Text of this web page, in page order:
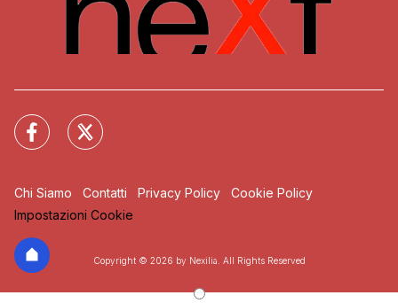
Chi Siamo Contatti Privacy Policy
Cookie Policy
Impostazioni Cookie
Copyright © 2026 by Nexilia. All Rights Reserved